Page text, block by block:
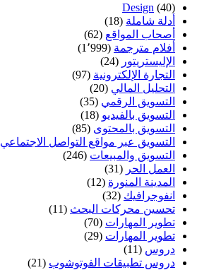
Design (40)
أدلة شاملة (18)
أصحاب المواقع (62)
أفلام مترجمة (1٬999)
الإليستريتور (24)
التجارة الإلكترونية (97)
التحليل المالي (20)
التسويق الرقمي (35)
التسويق بالفيديو (18)
التسويق بالمحتوى (85)
التسويق عبر مواقع التواصل الاجتماعي
التسويق والمبيعات (246)
العمل الحر (31)
المدينة المنورة (12)
انفوجرافيك (32)
تحسين محركات البحث (11)
تطوير المهارات (70)
تطوير المهارات (29)
دروس (11)
دروس تطبيقات الفوتوشوب (21)